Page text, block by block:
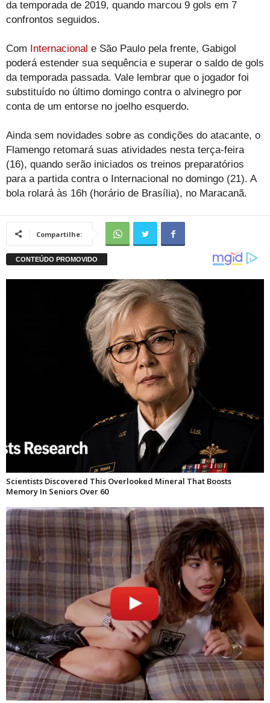
da temporada de 2019, quando marcou 9 gols em 7
confrontos seguidos.
Com Internacional e São Paulo pela frente, Gabigol
poderá estender sua sequência e superar o saldo de gols
da temporada passada. Vale lembrar que o jogador foi
substituído no último domingo contra o alvinegro por
conta de um entorse no joelho esquerdo.
Ainda sem novidades sobre as condições do atacante, o
Flamengo retomará suas atividades nesta terça-feira
(16), quando serão iniciados os treinos preparatórios
para a partida contra o Internacional no domingo (21). A
bola rolará às 16h (horário de Brasília), no Maracanã.
Compartilhe: